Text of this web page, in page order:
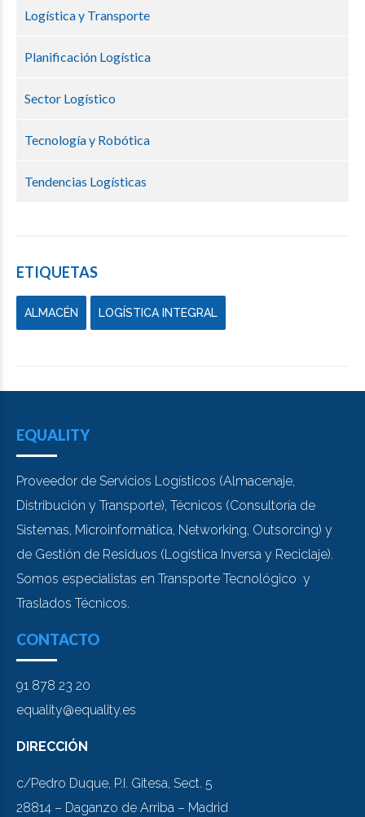
Logística y Transporte
Planificación Logística
Sector Logístico
Tecnología y Robótica
Tendencias Logísticas
ETIQUETAS
ALMACÉN LOGÍSTICA INTEGRAL
EQUALITY
Proveedor de Servicios Logísticos (Almacenaje,
Distribución y Transporte), Técnicos (Consultoría de
Sistemas, Microinformática, Networking, Outsorcing) y
de Gestión de Residuos (Logística Inversa y Reciclaje).
Somos especialistas en Transporte Tecnológico y
Traslados Técnicos.
CONTACTO
91 878 23 20
equality@equality.es
DIRECCIÓN
c/Pedro Duque, P.I. Gitesa, Sect. 5
28814 – Daganzo de Arriba – Madrid